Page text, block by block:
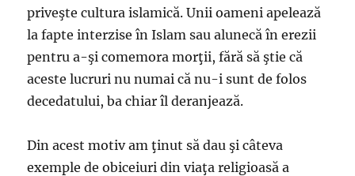
priveşte cultura islamică. Unii oameni apelează
la fapte interzise în Islam sau alunecă în erezii
pentru a-şi comemora morţii, fără să ştie că
aceste lucruri nu numai că nu-i sunt de folos
decedatului, ba chiar îl deranjează.
Din acest motiv am ţinut să dau şi câteva
exemple de obiceiuri din viaţa religioasă a